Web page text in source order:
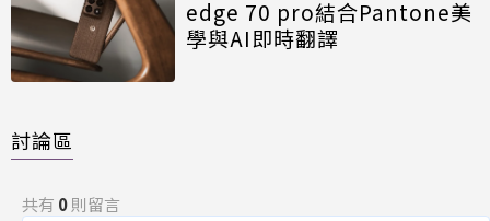
edge 70 pro結合Pantone美
學與AI即時翻譯
討論區
共有 0則留言